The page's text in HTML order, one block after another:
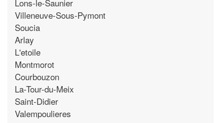
Lons-le-Saunier
Villeneuve-Sous-Pymont
Soucia
Arlay
L'etoile
Montmorot
Courbouzon
La-Tour-du-Meix
Saint-Didier
Valempoulieres